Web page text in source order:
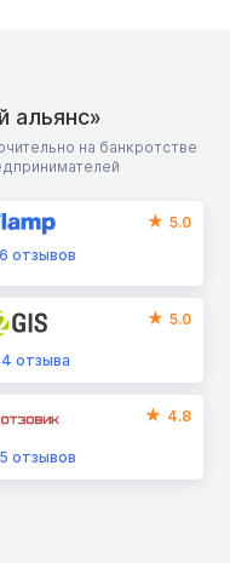
альянс»
на банкротстве
5.0
отзывов
5.0
отзыва
4.8
отзывов